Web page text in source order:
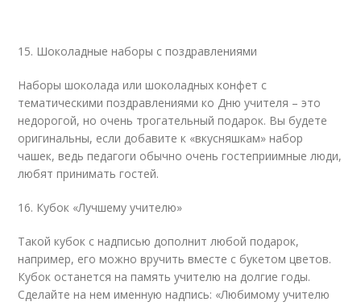
15. Шоколадные наборы с поздравлениями
Наборы шоколада или шоколадных конфет с
тематическими поздравлениями ко Дню учителя – это
недорогой, но очень трогательный подарок. Вы будете
оригинальны, если добавите к «вкусняшкам» набор
чашек, ведь педагоги обычно очень гостеприимные люди,
любят принимать гостей.
16. Кубок «Лучшему учителю»
Такой кубок с надписью дополнит любой подарок,
например, его можно вручить вместе с букетом цветов.
Кубок останется на память учителю на долгие годы.
Сделайте на нем именную надпись: «Любимому учителю